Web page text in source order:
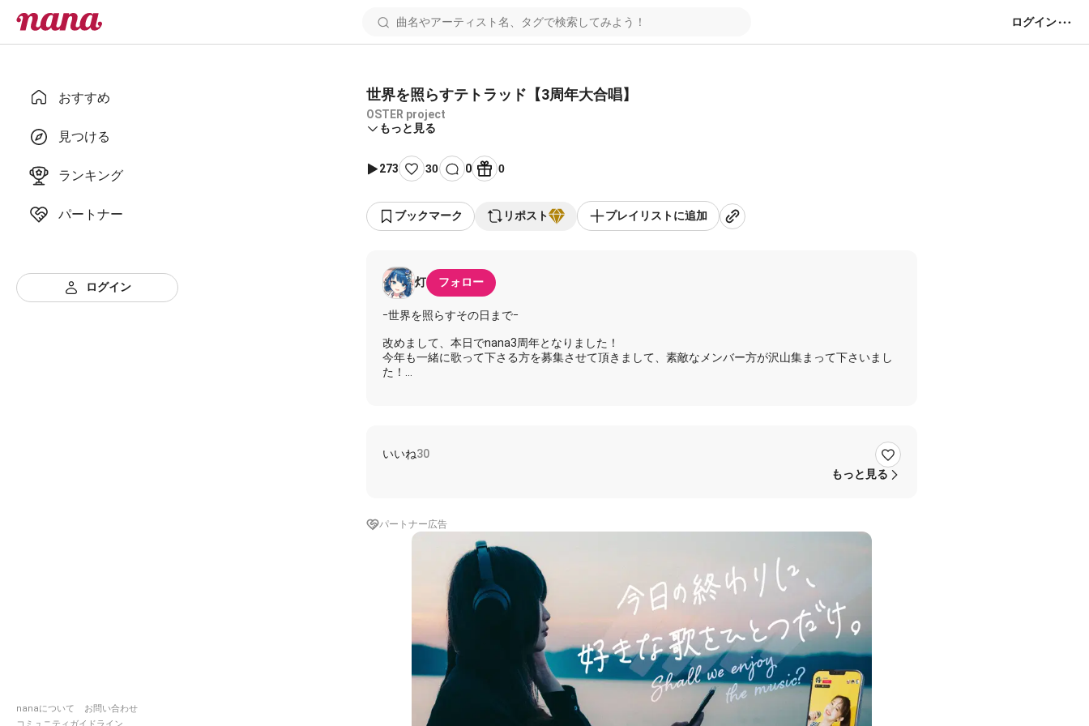
ログイン
おすすめ
見つける
ランキング
パートナー
ログイン
nanaについて
お問い合わせ
コミュニティガイドライン
世界を照らすテトラッド【3周年大合唱】
OSTER project
もっと見る
273 30 0 0
ブックマーク リポスト プレイリストに追加
灯 フォロー
ｰ世界を照らすその日までｰ
改めまして、本日でnana3周年となりました！
今年も一緒に歌って下さる方を募集させて頂きまして、素敵なメンバー方が沢山集まって下さいまし
た！
参加して下さったフォロワー様方、素敵な音源を作って下さったちゅんちゃん、本当にありがとうご
👑R7.06.17 デイリー 75位👑
┈┈┈┈┈┈┈┈┈┈┈┈┈┈┈┈┈┈┈┈┈┈┈┈
前回の2周年大合唱
https://nana-music.com/sounds/06bcec07
⬇3周年ソロサウンド⬇
https://nana-music.com/sounds/06d4f13d
こちらも是非聴いてくださると嬉しいです…🥹
いいね30
もっと見る
パートナー広告